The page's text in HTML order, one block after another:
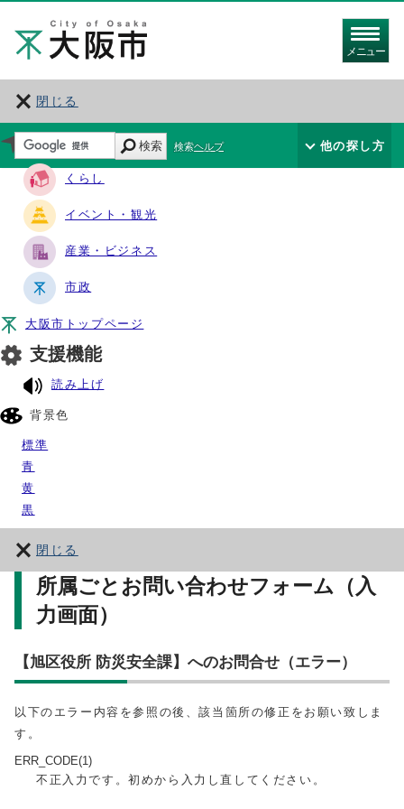
メニュー
閉じる
サイト・ナビ
くらし
イベント・観光
産業・ビジネス
市政
大阪市トップページ
支援機能
読み上げ
背景色
標準
青
黄
黒
閉じる
検索 検索ヘルプ 他の探し方
所属ごとお問い合わせフォーム（入
力画面）
【旭区役所 防災安全課】へのお問合せ（エラー）
以下のエラー内容を参照の後、該当箇所の修正をお願い致しま
す。
ERR_CODE(1)
不正入力です。初めから入力し直してください。